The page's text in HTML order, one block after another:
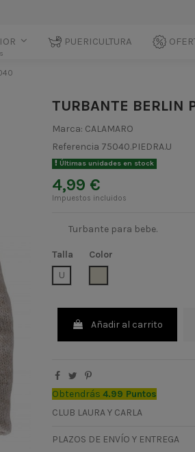
PUERICULTURA
TURBANTE BERLIN
Marca: CALAMARO
Referencia 75040.PIEDRA.U
Últimas unidades en stock
4,99 €
Impuestos incluidos
Turbante para bebe.
Talla
U
Color
Añadir al carrito
Obtendrás 4.99 Puntos
CLUB LAURA Y CARLA
PLAZOS DE ENVÍO Y ENTREGA